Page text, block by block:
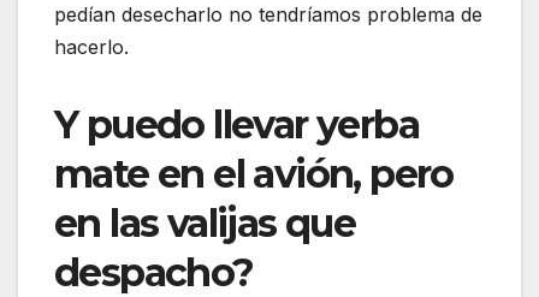
pedían desecharlo no tendríamos problema de
hacerlo.
Y puedo llevar yerba
mate en el avión, pero
en las valijas que
despacho?